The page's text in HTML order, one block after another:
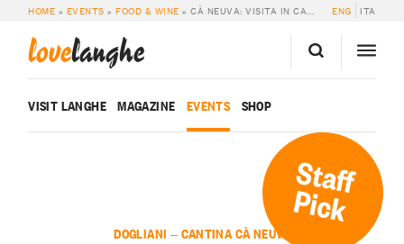
HOME » EVENTS »FOOD & WINE »CÀ NEUVA: VISITA IN CANTINA PER SAN VALENTINO ENG ITA
lovelanghe
VISIT LANGHE MAGAZINE EVENTS SHOP
Staff
Pick
DOGLIANI — CANTINA CÀ NEUVA